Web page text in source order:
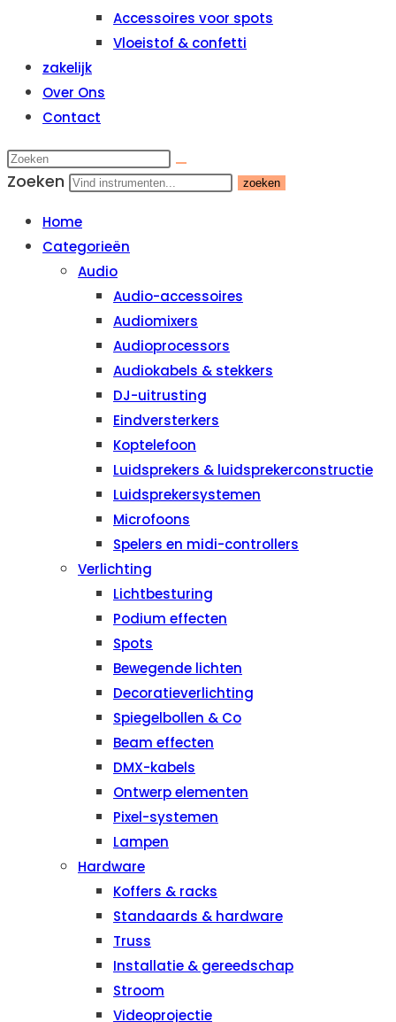
Accessoires voor spots
Vloeistof & confetti
zakelijk
Over Ons
Contact
Zoeken zoeken
Home
Categorieën
Audio
Audio-accessoires
Audiomixers
Audioprocessors
Audiokabels & stekkers
DJ-uitrusting
Eindversterkers
Koptelefoon
Luidsprekers & luidsprekerconstructie
Luidsprekersystemen
Microfoons
Spelers en midi-controllers
Verlichting
Lichtbesturing
Podium effecten
Spots
Bewegende lichten
Decoratieverlichting
Spiegelbollen & Co
Beam effecten
DMX-kabels
Ontwerp elementen
Pixel-systemen
Lampen
Hardware
Koffers & racks
Standaards & hardware
Truss
Installatie & gereedschap
Stroom
Videoprojectie